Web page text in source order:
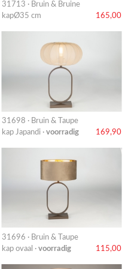
31713 · Bruin & Bruine
kapØ35 cm
165,00
31698 · Bruin & Taupe
kap Japandi · voorradig 169,90
31696 · Bruin & Taupe
kap ovaal · voorradig 115,00